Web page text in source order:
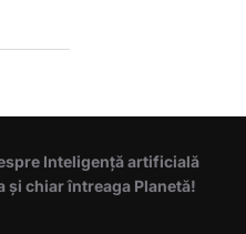
Inteligență artificială
și chiar întreaga Planetă!